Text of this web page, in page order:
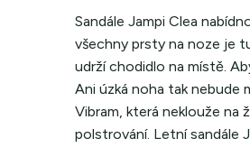
Sandále Jampi Clea
všechny prsty na noze je
udrží chodidlo na místě.
Ani úzká noha tak nebude
Vibram, která neklouže na
polstrování. Letní sandále